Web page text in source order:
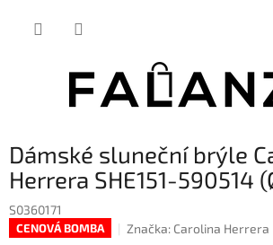
Dámské sluneční brýle
Herrera SHE151-590514
S0360171
CENOVÁ BOMBA Značka: Carolina Herrera